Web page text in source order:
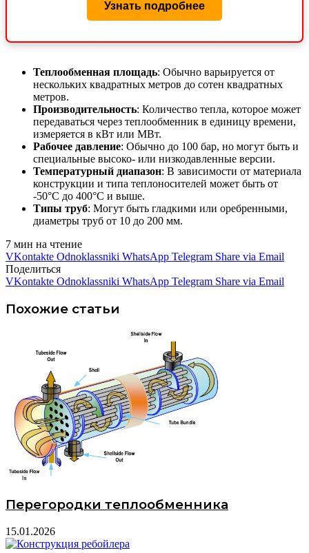
Узнать подробнее
Теплообменная площадь: Обычно варьируется от
нескольких квадратных метров до сотен квадратных
метров.
Производительность: Количество тепла, которое может
передаваться через теплообменник в единицу времени,
измеряется в кВт или МВт.
Рабочее давление: Обычно до 100 бар, но могут быть и
специальные высоко- или низкодавленные версии.
Температурный диапазон: В зависимости от материала
конструкции и типа теплоносителей может быть от
-50°C до 400°C и выше.
Типы труб: Могут быть гладкими или оребренными,
диаметры труб от 10 до 200 мм.
7 мин на чтение
VKontakte Odnoklassniki WhatsApp Telegram Share via Email
Поделиться
VKontakte Odnoklassniki WhatsApp Telegram Share via Email
Похожие статьи
Перегородки теплообменника
15.01.2026